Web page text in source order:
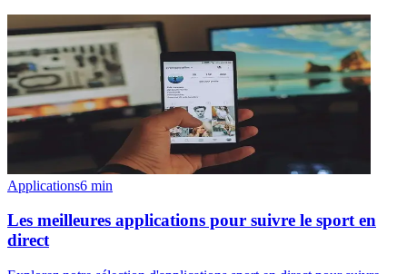
Applications6 min
Les meilleures applications pour suivre le sport en
direct